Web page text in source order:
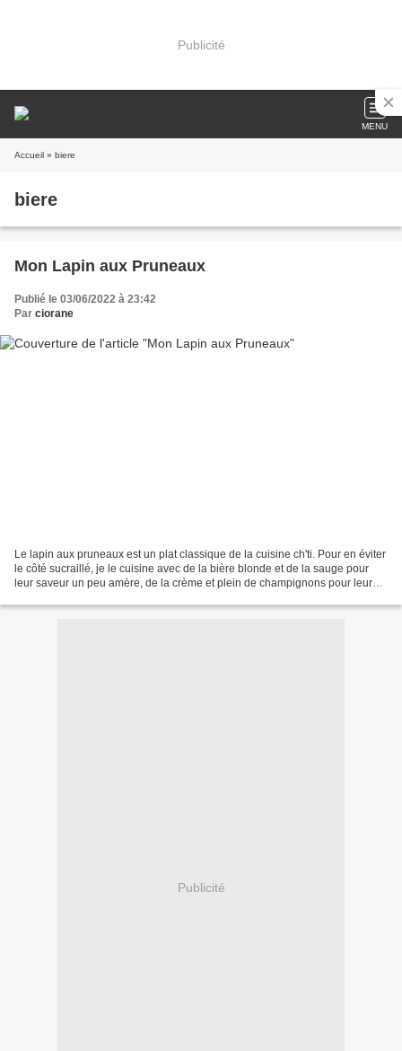
Publicité
MENU
Accueil » biere
biere
Mon Lapin aux Pruneaux
Publié le 03/06/2022 à 23:42
Par ciorane
Le lapin aux pruneaux est un plat classique de la cuisine ch'ti. Pour en éviter
le côté sucraillé, je le cuisine avec de la bière blonde et de la sauge pour
leur saveur un peu amère, de la crème et plein de champignons pour leur
Publicité